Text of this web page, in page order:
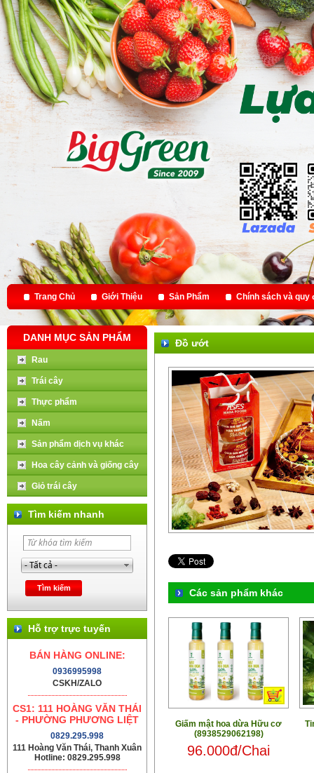
Trang Chủ Giới Thiệu Sản Phẩm Chính sách và quy
DANH MỤC SẢN PHẨM
Rau
Trái cây
Thực phẩm
Nấm
Sản phẩm dịch vụ khác
Hoa cây cảnh và giống cây
Giỏ trái cây
Tìm kiếm nhanh
Hỗ trợ trực tuyến
BÁN HÀNG ONLINE:
0936995998
CSKH/ZALO
CS1: 111 HOÀNG VĂN THÁI
- PHƯỜNG PHƯƠNG LIỆT
0829.295.998
111 Hoàng Văn Thái, Thanh Xuân
Hotline: 0829.295.998
Đồ ướt
Các sản phẩm khác
Giấm mật hoa dừa Hữu cơ
(8938529062198)
96.000đ/Chai